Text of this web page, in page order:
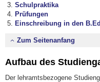
Schulpraktika
Prüfungen
Einschreibung in den
Zum Seitenanfang
Aufbau des
Der lehramtsbezogene